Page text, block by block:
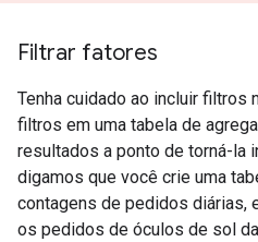
Filtrar fatores
Tenha cuidado ao incluir filtros
filtros em uma tabela de
resultados a ponto de torná-la
digamos que você crie uma
contagens de pedidos diárias,
os pedidos de óculos de sol